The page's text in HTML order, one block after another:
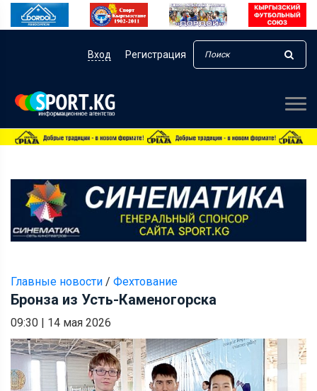
Вход Регистрация
Главные новости / Фехтование
Бронза из Усть-Каменогорска
09:30 | 14 мая 2026